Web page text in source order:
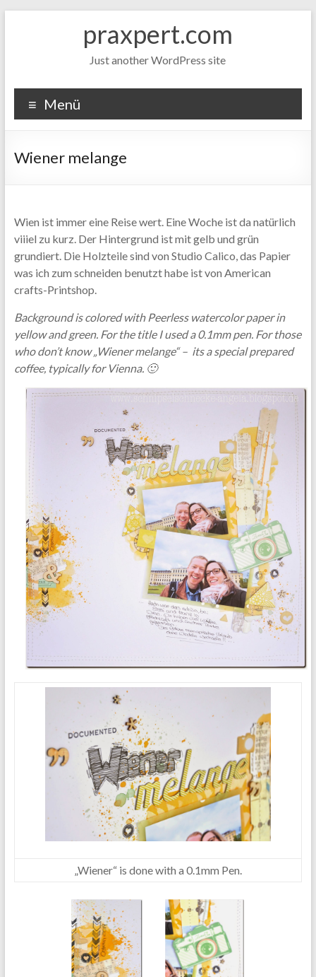
praxpert.com
Just another WordPress site
Menü
Wiener melange
Wien ist immer eine Reise wert. Eine Woche ist da natürlich
viiiel zu kurz. Der Hintergrund ist mit gelb und grün
grundiert. Die Holzteile sind von Studio Calico, das Papier
was ich zum schneiden benutzt habe ist von American
crafts-Printshop.
Background is colored with Peerless watercolor paper in
yellow and green. For the title I used a 0.1mm pen. For those
who don’t know „Wiener melange“ – its a special prepared
coffee, typically for Vienna. 🙂
„Wiener“ is done with a 0.1mm Pen.